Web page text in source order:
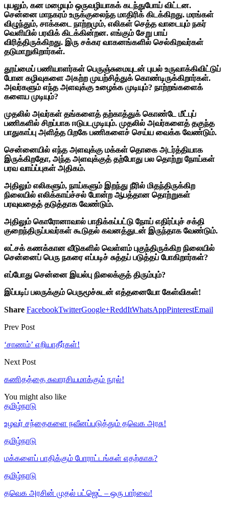
புயலும், கன மழையும் ஒருவழியாகக் கடந்துபோய் விட்டன.
சென்னை மாநகரம் உருக்குலைந்த மாதிரிக் கிடக்கிறது. மரங்கள்
விழுந்தும், சாக்கடை நாற்றமும், எலிகள் செத்த வாடையும் நகர்
வெளியில் பரவிக் கிடக்கின்றன. எங்கும் சேறு பாய்
விரித்திருக்கிறது. இரு சக்கர வாகனங்களில் செல்கிறவர்கள்
தடுமாறுகிறார்கள்.
தூய்மைப் பணியாளர்கள் பெருஞ்சுமையுடன் புயல் உருவாக்கிவிட்டுப்
போன கழிவுகளை அகற்ற முயற்சித்துக் கொண்டிருக்கிறார்கள்.
அவர்களும் எந்த அளவுக்கு உழைக்க முடியும்? நாற்றங்களைக்
களைய முடியும்?
முதலில் அவர்கள் தங்களைத் தற்காத்துக் கொண்டே மீட்புப்
பணிகளில் சிறப்பாக ஈடுபடமுடியும். முதலில் அவர்களைத் தகுந்த
பாதுகாப்பு அளித்த பிறகே பணிகளைச் செய்ய வைக்க வேண்டும்.
சென்னையில் எந்த அளவுக்கு மக்கள் தொகை அடர்த்தியாக
இருக்கிறதோ, அந்த அளவுக்குத் தற்போது பல தொற்று நோய்கள்
பரவ வாய்ப்புகள் அதிகம்.
அதிலும் எலிகளும், நாய்களும் இறந்து நீரில் மிதந்திருக்கிற
நிலையில் எலிக்காய்ச்சல் போன்ற ஆபத்தான தொற்றுகள்
பரவுவதைத் தடுத்தாக வேண்டும்.
அதிலும் கொரோனாவால் பாதிக்கப்பட்டு நோய் எதிர்ப்புச் சக்தி
குறைந்திருப்பவர்கள் கூடுதல் கவனத்துடன் இருந்தாக வேண்டும்.
லட்சக் கணக்கான வீடுகளில் வெள்ளம் புகுந்திருக்கிற நிலையில்
சென்னைப் பெரு நகரை எப்படிச் சுத்தப் படுத்தப் போகிறார்கள்?
எப்போது சென்னை இயல்பு நிலைக்குத் திரும்பும்?
இப்படிப் பலருக்கும் பெருமூச்சுடன் எத்தனையோ கேள்விகள்!
Share FacebookTwitterGoogle+ReddItWhatsAppPinterestEmail
Prev Post
‘சாணம்’ எறியாதீர்கள்!
Next Post
கணிதத்தை சுவாரசியமாக்கும் நூல்!
You might also like
தமிழ்நாடு
உழவர் சந்தைகளை நவீனப்படுத்தும் தவெக அரசு!
தமிழ்நாடு
மக்களைப் பாதிக்கும் போராட்டங்கள் எதற்காக?
தமிழ்நாடு
தவெக அரசின் முதல் பட்ஜெட் – ஒரு பார்வை!